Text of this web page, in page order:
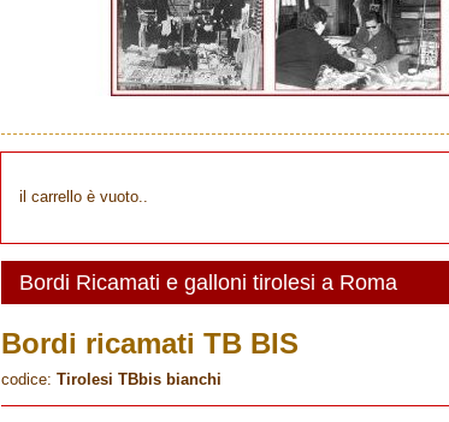
il carrello è vuoto..
Bordi Ricamati e galloni tirolesi a Roma
Bordi ricamati TB BIS
codice: Tirolesi TBbis bianchi